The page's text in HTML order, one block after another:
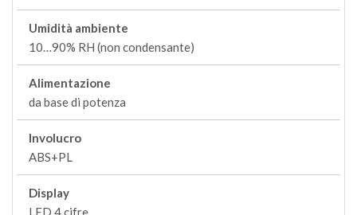
Umidità ambiente
10…90% RH (non condensante)
Alimentazione
da base di potenza
Involucro
ABS+PL
Display
LED 4 cifre